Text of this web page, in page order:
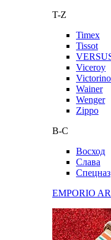
T-Z
Timex
Tissot
Viceroy
Wainer
Wenger
Zippo
В-С
Восход
Слава
Спецназ
EMPORIO